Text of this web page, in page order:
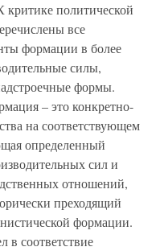
политической
все
формации в более
силы,
формы.
– это конкретно-
на соответствующем
определенный
сил и
отношений,
преходящий
формации.
соответствие